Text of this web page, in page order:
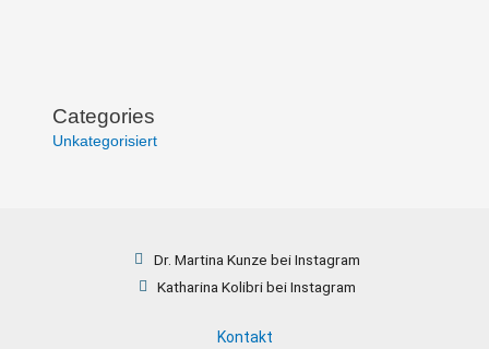
Categories
Unkategorisiert
Dr. Martina Kunze bei Instagram
Katharina Kolibri bei Instagram
Kontakt